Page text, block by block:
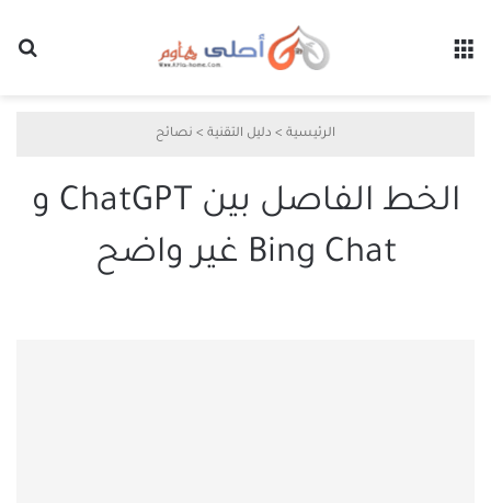
الرئيسية > دليل التقنية > نصائح
الخط الفاصل بين ChatGPT و
Bing Chat غير واضح